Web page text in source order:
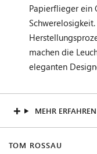
Papierflieger ein
machen die
eleganten
MEHR ERFAHREN
TOM ROSSAU